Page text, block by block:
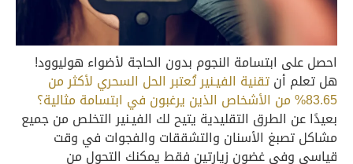
احصل على ابتسامة النجوم بدون الحاجة لأضواء هوليوود!
هل تعلم أنتقنية الفيـنير تُعتبر الحل السحري لأكثر من
83.65% من الأشخاص الذين يرغبون في ابتسامة مثالية؟
بعيدًا عن الطرق التقليدية يتيح لك الفيـنير التخلص من جميع
مشاكل تصبغ الأسنان والتشققات والفجوات في وقت
قياسي وفي غضون زيارتين فقط يمكنك التحول من